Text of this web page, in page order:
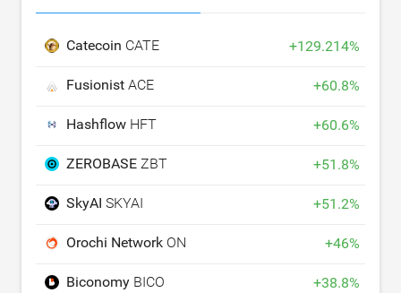
Catecoin CATE +129.214%
Fusionist ACE +60.8%
Hashflow HFT +60.6%
ZEROBASE ZBT +51.8%
SkyAI SKYAI +51.2%
Orochi Network ON +46%
Biconomy BICO +38.8%